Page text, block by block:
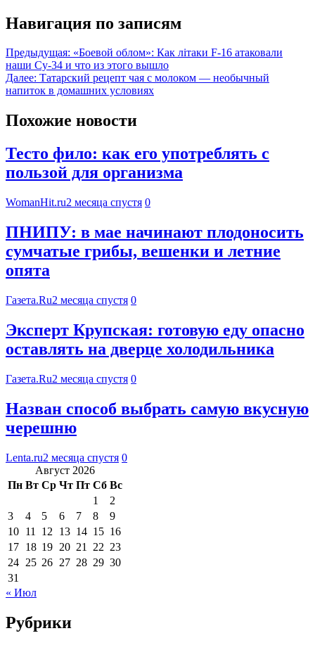
Навигация по записям
Предыдущая: «Боевой облом»: Как лiтаки F-16 атаковали
наши Су-34 и что из этого вышло
Далее: Татарский рецепт чая с молоком — необычный
напиток в домашних условиях
Похожие новости
Тесто фило: как его употреблять с
пользой для организма
WomanHit.ru2 месяца спустя 0
ПНИПУ: в мае начинают плодоносить
сумчатые грибы, вешенки и летние
опята
Газета.Ru2 месяца спустя 0
Эксперт Крупская: готовую еду опасно
оставлять на дверце холодильника
Газета.Ru2 месяца спустя 0
Назван способ выбрать самую вкусную
черешню
Lenta.ru2 месяца спустя 0
Август 2026
Пн Вт Ср Чт Пт Сб Вс
1
2
3
4 5 6 7 8
9
10 11 12 13 14 15 16
17 18 19 20 21 22 23
24 25 26 27 28 29 30
31
« Июл
Рубрики